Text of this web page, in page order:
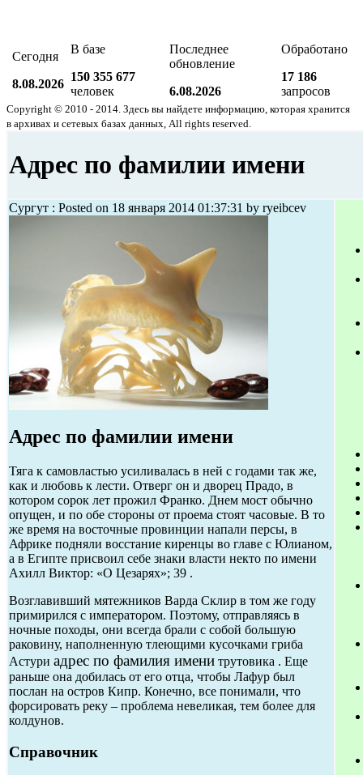
Сегодня
8.08.2026
В базе
150 355 677
человек
Последнее
обновление
6.08.2026
Обработано
17 186
запросов
Copyright © 2010 - 2014. Здесь вы найдете информацию, которая хранится
в архивах и сетевых базах данных, All rights reserved.
Адрес по фамилии имени
Сургут : Posted on 18 января 2014 01:37:31 by ryeibcev
Адрес по фамилии имени
Тяга к самовластью усиливалась в ней с годами так же,
как и любовь к лести. Отверг он и дворец Прадо, в
котором сорок лет прожил Франко. Днем мост обычно
опущен, и по обе стороны от проема стоят часовые. В то
же время на восточные провинции напали персы, в
Африке подняли восстание киренцы во главе с Юлианом,
а в Египте присвоил себе знаки власти некто по имени
Ахилл Виктор: «О Цезарях»; 39 .
Возглавивший мятежников Варда Склир в том же году
примирился с императором. Поэтому, отправляясь в
ночные походы, они всегда брали с собой большую
раковину, наполненную тлеющими кусочками гриба
Астури адрес по фамилия имени трутовика . Еще
раньше она добилась от его отца, чтобы Лафур был
послан на остров Кипр. Конечно, все понимали, что
форсировать реку – проблема невеликая, тем более для
колдунов.
Справочник